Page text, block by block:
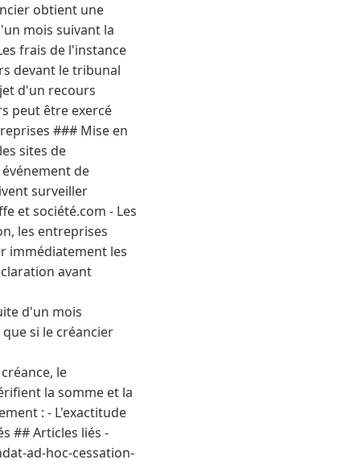
obtient une
mois suivant la
frais de l'instance
devant le tribunal
d'un recours
peut être exercé
### Mise en
sites de
de
surveiller
et société.com - Les
les entreprises
immédiatement les
avant
d'un mois
si le créancier
le
la somme et la
: - L'exactitude
## Articles liés -
ad-hoc-cessation-